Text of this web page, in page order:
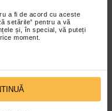
a fi de acord cu aceste
setările” pentru a vă
și, în special, vă puteți
moment.
fara conservanti sau
si imbogatit cu un
de alge anti-roseata si…